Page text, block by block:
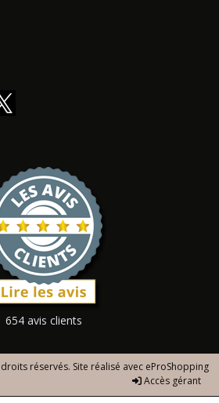
654 avis clients
réservés. Site réalisé avec eProShopping
Accès gérant